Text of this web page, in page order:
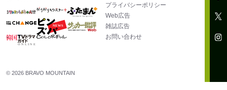
プライバシーポリシー
Web広告
雑誌広告
お問い合わせ
© 2026 BRAVO MOUNTAIN